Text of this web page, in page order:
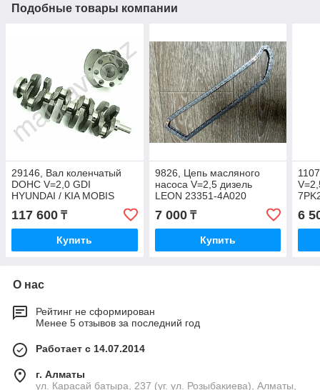
Подобные товары компании
29146, Вал коленчатый
DOHC V=2,0 GDI
HYUNDAI / KIA MOBIS
23111-2G400
117 600 ₸
Купить
9826, Цепь масляного
насоса V=2,5 дизель
LEON 23351-4A020
7 000₸
Купить
6
О нас
Рейтинг не сформирован
Менее 5 отзывов за последний год
Работает с 14.07.2014
г. Алматы
ул. Карасай батыра, 237 (уг. ул. Розыбакиева), Алматы,